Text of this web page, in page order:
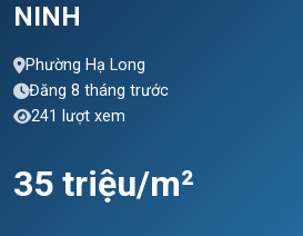
NINH
Phường Hạ Long
Đăng 8 tháng trước
241 lượt xem
35 triệu/m²